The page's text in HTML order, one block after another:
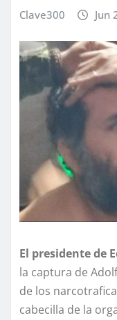
Clave300 Jun
El presidente de
la captura de
de los
cabecilla de la